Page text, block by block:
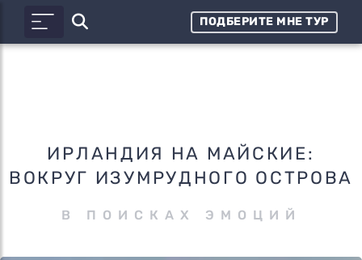
ПОДБЕРИТЕ МНЕ ТУР
ИРЛАНДИЯ НА МАЙСКИЕ:
ВОКРУГ ИЗУМРУДНОГО ОСТРОВА
В ПОИСКАХ ЭМОЦИЙ